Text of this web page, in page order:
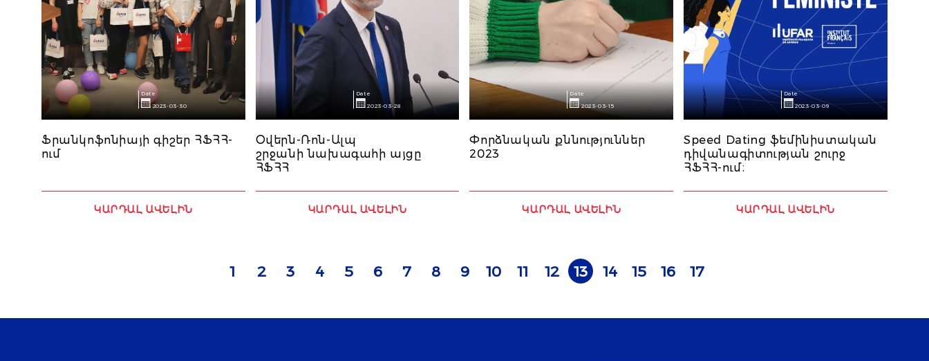
Date
2023-03-30
Ֆրանկոֆոնիայի գիշեր ՀՖՀՀ-
ում
ԿԱՐԴԱԼ ԱՎԵԼԻՆ
Date
2023-03-28
Օվերն-Ռոն-Ալպ
շրջանի նախագահի այցը
ՀՖՀՀ
ԿԱՐԴԱԼ ԱՎԵԼԻՆ
Date
2023-03-15
Փորձնական քննություններ
2023
ԿԱՐԴԱԼ ԱՎԵԼԻՆ
Date
2023-03-09
Speed Dating ֆեմինիստական
դիվանագիտության շուրջ
ՀՖՀՀ-ում։
ԿԱՐԴԱԼ ԱՎԵԼԻՆ
1 2 3 4 5 6 7 8 9 10 11 12 13 14 15 16 17